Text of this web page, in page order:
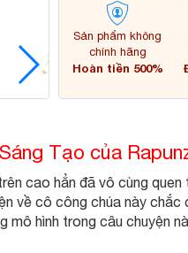
Sản phẩm không
chính hãng
Hoàn tiền 500%
Tạo của
cao hẳn đã vô cùng
về cô công chúa này
hình trong câu chuyện